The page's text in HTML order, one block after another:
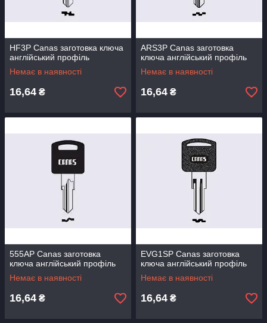
HF3P Canas заготовка ключа
англійський профіль
Немає в наявності
16,64 ₴
ARS3P Canas заготовка
ключа англійський профіль
Немає в наявності
16,64 ₴
555AP Canas заготовка
ключа англійський профіль
Немає в наявності
16,64 ₴
EVG1SP Canas заготовка
ключа англійський профіль
Немає в наявності
16,64 ₴